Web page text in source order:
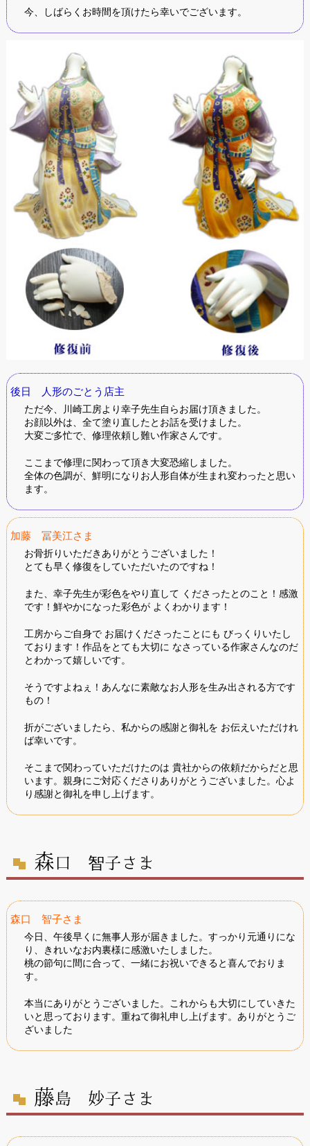
今、しばらくお時間を頂けたら幸いでございます。
後日 人形のごとう店主
ただ今、川崎工房より幸子先生自らお届け頂きました。
お顔以外は、全て塗り直したとお話を受けました。
大変ご多忙で、修理依頼し難い作家さんです。
ここまで修理に関わって頂き大変恐縮しました。
全体の色調が、鮮明になりお人形自体が生まれ変わったと思い
ます。
加藤 冨美江さま
お骨折りいただきありがとうございました！
とても早く修復をしていただいたのですね！
また、幸子先生が彩色をやり直して くださったとのこと！感激
です！鮮やかになった彩色が よくわかります！
工房からご自身で お届けくださったことにも びっくりいたし
ております！作品をとても大切に なさっている作家さんなのだ
とわかって嬉しいです。
そうですよねぇ！あんなに素敵なお人形を生み出される方です
もの！
折がございましたら、私からの感謝と御礼を お伝えいただけれ
ば幸いです。
そこまで関わっていただけたのは 貴社からの依頼だからだと思
います。親身にご対応くださりありがとうございました。心よ
り感謝と御礼を申し上げます。
森 口 智子さま
森口 智子さま
今日、午後早くに無事人形が届きました。すっかり元通りにな
り、きれいなお内裏様に感激いたしました。
桃の節句に間に合って、一緒にお祝いできると喜んでおりま
す。
本当にありがとうございました。これからも大切にしていきた
いと思っております。重ねて御礼申し上げます。ありがとうご
ざいました
藤島 妙子さま